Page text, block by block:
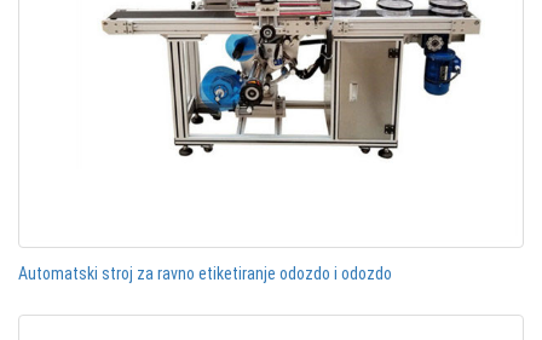
Automatski stroj za ravno etiketiranje odozdo i odozdo